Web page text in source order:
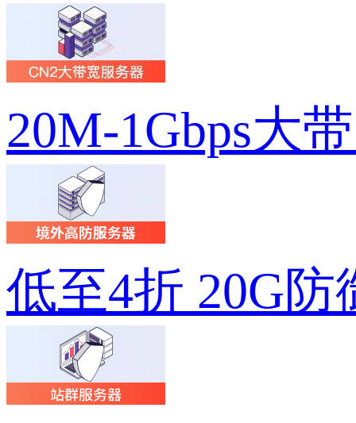
20M-1Gbps大
低至4折 20G防